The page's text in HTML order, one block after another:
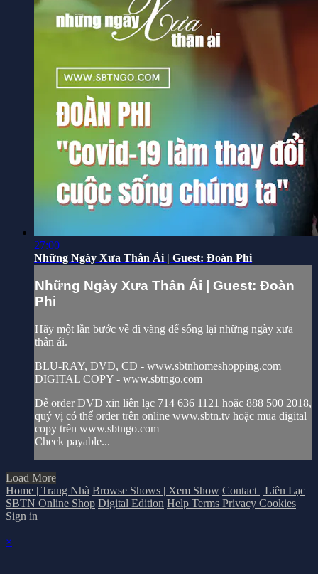
27:00
Những Ngày Xưa Thân Ái | Guest: Đoàn Phi
Những Ngày Xưa Thân Ái | Guest: Đoàn
Phi
Hãy một lần bước về dĩ vãng để sống lại những ngày xưa
thân ái.
BLU-RAY, DVD, CD - www.sbtnhomeshopping.com
DIGITAL COPY - www.sbtngo.com
Để order DVD xin liên lạc 714 636 1121 hoặc 888 500 2018,
quý vị có thể order trên online www.sbtn.tv hoặc mua digital
copy trên www.sbtngo.com
Check payable...
Load More
Home | Trang Nhà Browse Shows | Xem Show Contact | Liên Lạc
SBTN Online Shop Digital Edition Help Terms Privacy Cookies
Sign in
×